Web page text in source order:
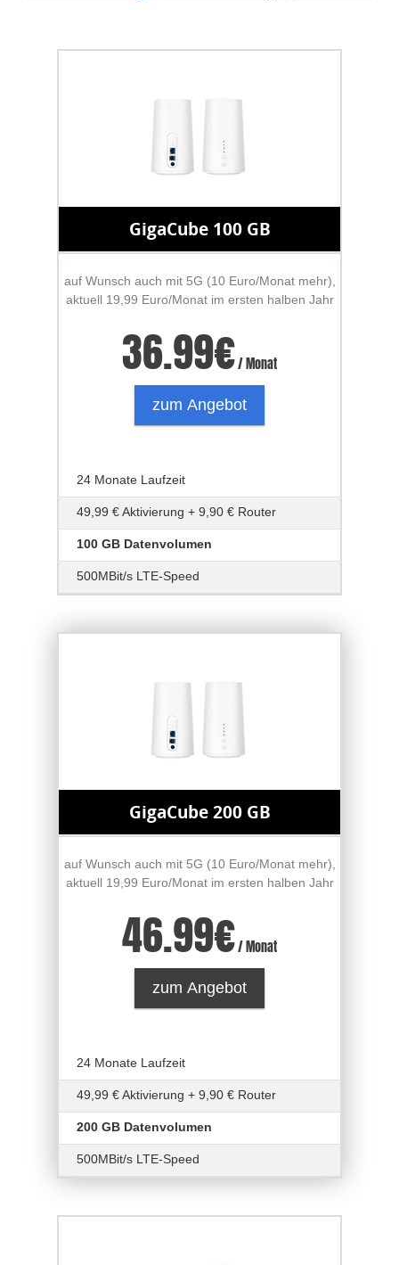
GigaCube 100 GB
auf Wunsch auch mit 5G (10 Euro/Monat mehr),
aktuell 19,99 Euro/Monat im ersten halben Jahr
36.99€/ Monat
zum Angebot
24 Monate Laufzeit
49,99 € Aktivierung + 9,90 € Router
100 GB Datenvolumen
500MBit/s LTE-Speed
GigaCube 200 GB
auf Wunsch auch mit 5G (10 Euro/Monat mehr),
aktuell 19,99 Euro/Monat im ersten halben Jahr
46.99€/ Monat
zum Angebot
24 Monate Laufzeit
49,99 € Aktivierung + 9,90 € Router
200 GB Datenvolumen
500MBit/s LTE-Speed